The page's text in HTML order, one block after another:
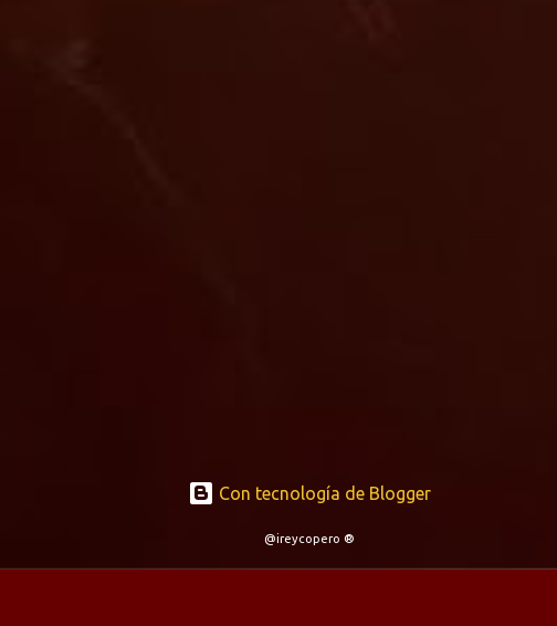
Con tecnología de Blogger
@ireycopero ®